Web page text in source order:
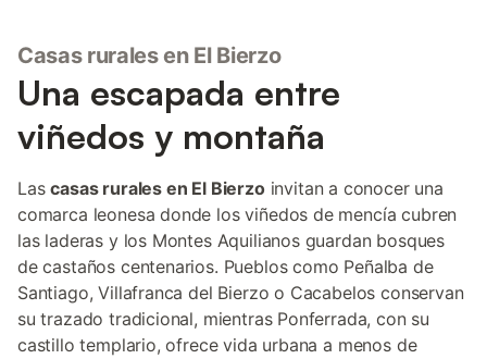
Casas rurales en El Bierzo
Una escapada entre
viñedos y montaña
Lascasas rurales en El Bierzoinvitan a conocer una
comarca leonesa donde los viñedos de mencía cubren
las laderas y los Montes Aquilianos guardan bosques
de castaños centenarios. Pueblos como Peñalba de
Santiago, Villafranca del Bierzo o Cacabelos conservan
su trazado tradicional, mientras Ponferrada, con su
castillo templario, ofrece vida urbana a menos de